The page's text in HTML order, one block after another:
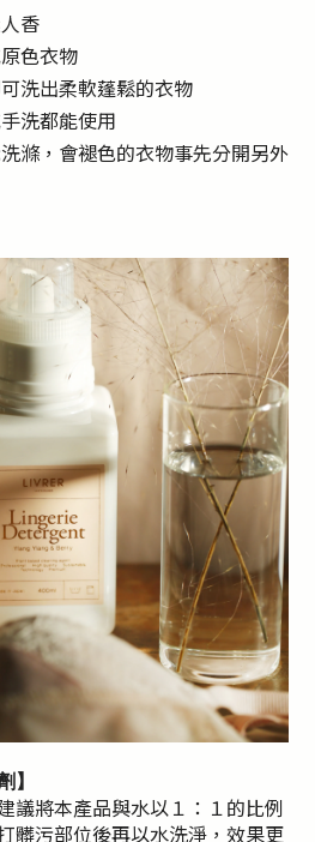
香
色衣物
洗出柔軟蓬鬆的衣物
洗都能使用
滌，會褪色的衣物事先分開另外
】
議將本產品與水以１：１的比例
髒污部位後再以水洗淨，效果更